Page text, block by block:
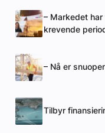
– Markedet
krevende
– Nå er
Tilbyr